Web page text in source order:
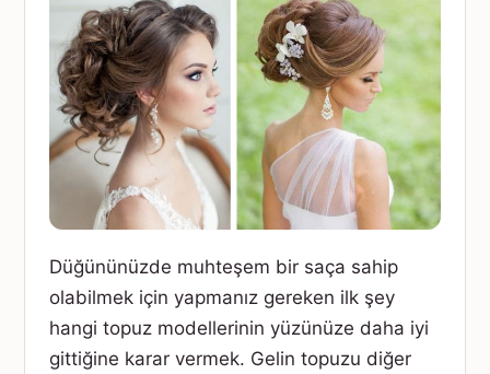
Düğününüzde muhteşem bir saça sahip
olabilmek için yapmanız gereken ilk şey
hangi topuz modellerinin yüzünüze daha iyi
gittiğine karar vermek. Gelin topuzu diğer